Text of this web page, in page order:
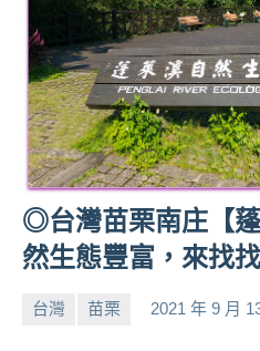
遊、
達
人
帶
路、
旅
節
目
賓、
◎台灣苗栗南庄【
然生態豐富，來找
台灣 苗栗 2021 年 9 月
小
No